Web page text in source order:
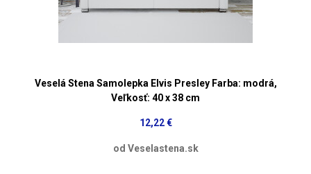
Veselá Stena Samolepka Elvis Presley Farba: modrá,
Veľkosť: 40 x 38 cm
12,22 €
od Veselastena.sk